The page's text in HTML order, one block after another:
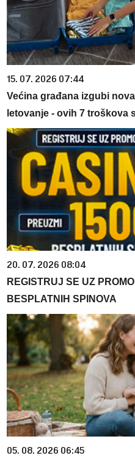
15. 07. 2026 07:44
Većina građana izgubi
letovanje - ovih 7 troškova
20. 07. 2026 08:04
REGISTRUJ SE UZ
BESPLATNIH SPINOVA
05. 08. 2026 06:45